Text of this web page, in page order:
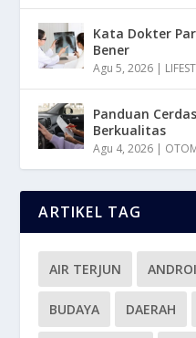
Kata Dokter
Bener
Agu 5, 2026 |
Panduan
Berkualitas
Agu 4, 2026 |
ARTIKEL TAG
AIR TERJUN
BUDAYA DAERAH